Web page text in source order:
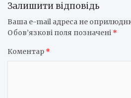
Залишити відповідь
Ваша e-mail адреса не
Обов’язкові поля позначені *
Коментар *